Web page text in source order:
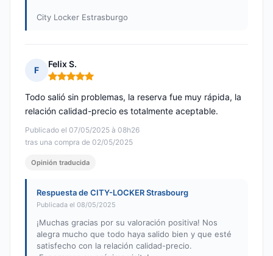
City Locker Estrasburgo
F
Felix S.
Nota: 5 de 5
Publicado el 07/05/2025 à 08h26
tras una compra de 02/05/2025
Todo salió sin problemas, la reserva fue muy rápida, la
relación calidad-precio es totalmente aceptable.
Opinión traducida
Respuesta de CITY-LOCKER Strasbourg
Publicada el 08/05/2025
¡Muchas gracias por su valoración positiva! Nos
alegra mucho que todo haya salido bien y que esté
satisfecho con la relación calidad-precio.